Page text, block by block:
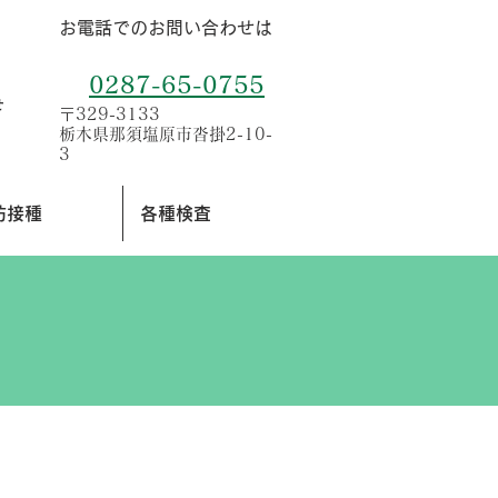
お電話でのお問い合わせは
0287-65-0755
〒329-3133
栃木県那須塩原市沓掛2-10-
3
接種 各種検査